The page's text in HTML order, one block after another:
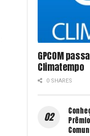
GPCOM
Climatempo
0 SHARES